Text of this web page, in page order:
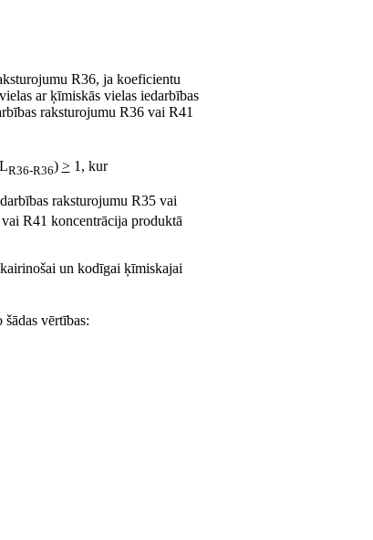
R36, ja koeficientu
ar ķīmiskās vielas iedarbības
raksturojumu R36 vai R41
R36-R36) >1, kur
raksturojumu R35 vai
R41 koncentrācija produktā
un kodīgai ķīmiskajai
vērtības: